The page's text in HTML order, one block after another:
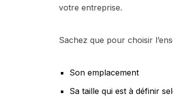
votre entreprise.
Sachez que pour choisir
Son emplacement
Sa taille qui est à définir